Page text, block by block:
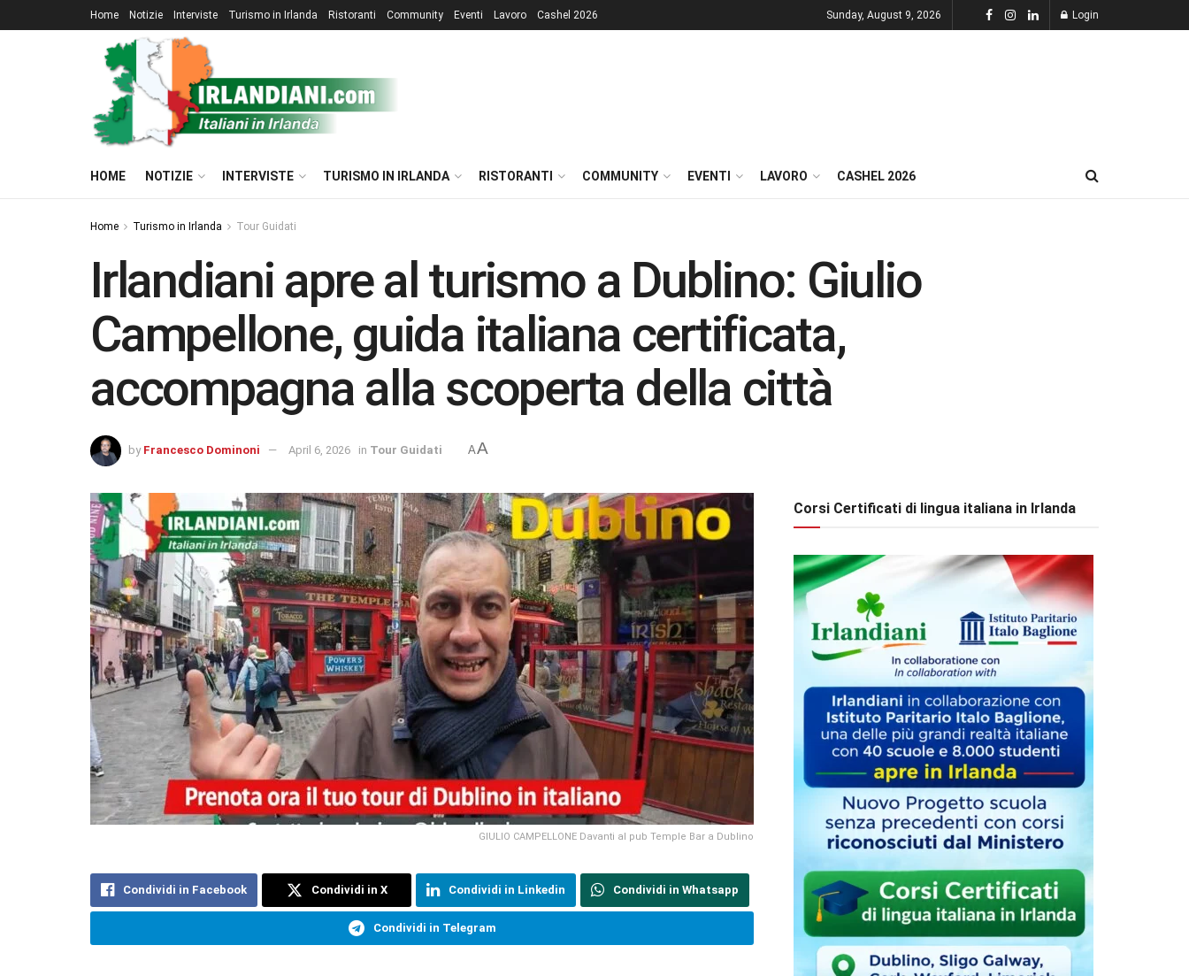
Home Notizie Interviste Turismo in Irlanda Ristoranti Community Eventi Lavoro Cashel 2026 Sunday, August 9, 2026 Login
HOME NOTIZIE INTERVISTE TURISMO IN IRLANDA RISTORANTI COMMUNITY EVENTI LAVORO CASHEL 2026
Home Turismo in Irlanda Tour Guidati
Irlandiani apre al turismo a Dublino: Giulio
Campellone, guida italiana certificata,
accompagna alla scoperta della città
by Francesco Dominoni April 6, 2026 in Tour Guidati AA
GIULIO CAMPELLONE Davanti al pub Temple Bar a Dublino
Condividi in Facebook Condividi in X Condividi in Linkedin Condividi in Whatsapp
Condividi in Telegram
Corsi Certificati di lingua italiana in Irlanda